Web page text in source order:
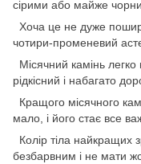
сірими або майже
Хоча це не дуже
чотири-променевий
Місячний камінь легко
рідкісний і набагато
Кращого місячного
мало, і його стає все
Колір тіла найкращих
безбарвним і не мати